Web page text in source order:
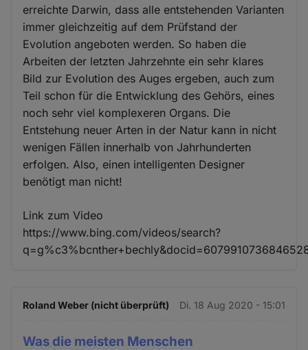
erreichte Darwin, dass alle entstehenden Varianten
immer gleichzeitig auf dem Prüfstand der
Evolution angeboten werden. So haben die
Arbeiten der letzten Jahrzehnte ein sehr klares
Bild zur Evolution des Auges ergeben, auch zum
Teil schon für die Entwicklung des Gehörs, eines
noch sehr viel komplexeren Organs. Die
Entstehung neuer Arten in der Natur kann in nicht
wenigen Fällen innerhalb von Jahrhunderten
erfolgen. Also, einen intelligenten Designer
benötigt man nicht!
Link zum Video
https://www.bing.com/videos/search?
Roland Weber (nicht überprüft) Di. 18 Aug 2020 - 15:01
Was die meisten Menschen